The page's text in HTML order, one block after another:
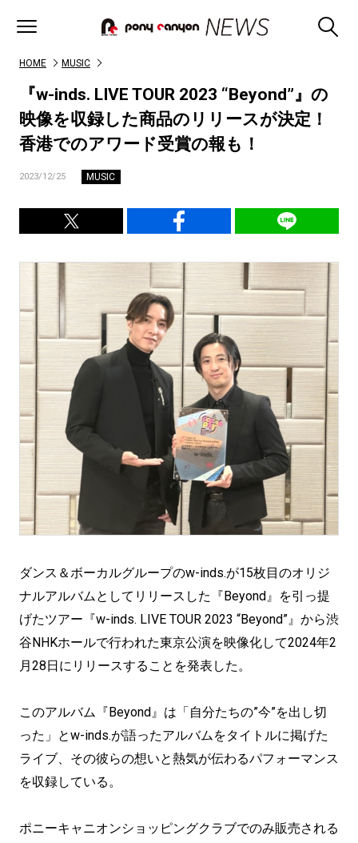
HOME MUSIC
『w-inds. LIVE TOUR 2023 “Beyond”』の
映像を収録した商品のリリースが決定！
香港でのアワード受賞の報も！
2023/12/25 MUSIC
ダンス＆ボーカルグループのw-inds.が15枚目のオリジ
ナルアルバムとしてリリースした『Beyond』を引っ提
げたツアー『w-inds. LIVE TOUR 2023 “Beyond”』から渋
谷NHKホールで行われた東京公演を映像化して2024年2
月28日にリリースすることを発表した。
このアルバム『Beyond』は「自分たちの”今”を出し切
った」とw-inds.が語ったアルバムをタイトルに掲げた
ライブ、その彼らの想いと熱気が伝わるパフォーマンス
を収録している。
ポニーキャニオンショッピングクラブでのみ販売される